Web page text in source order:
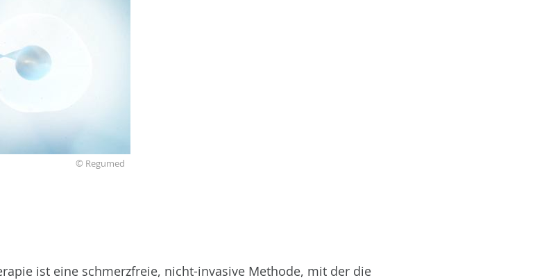
© Regumed
ist eine schmerzfreie, nicht-invasive Methode, mit der die